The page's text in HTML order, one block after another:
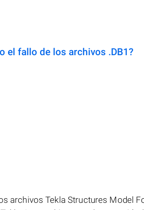
el fallo de los archivos .DB1?
archivos Tekla Structures Model